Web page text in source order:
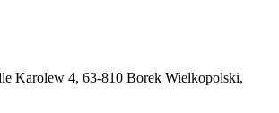
Karolew 4, 63-810 Borek Wielkopolski,